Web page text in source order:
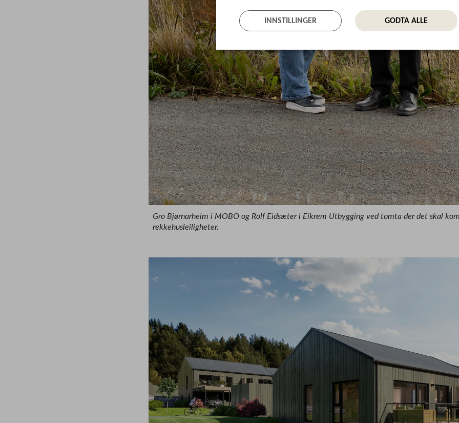
Gro Bjørnarheim i MOBO og Rolf Eidsæter i Eikrem Utbygging ved tomta der det skal
rekkehusleiligheter.
INNSTILLINGER GODTA ALLE